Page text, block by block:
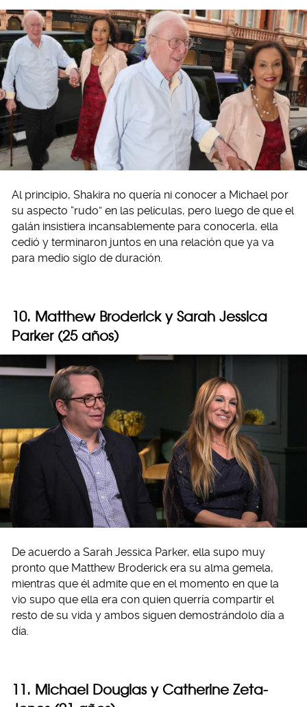
Al principio, Shakira no quería ni conocer a Michael por
su aspecto “rudo” en las películas, pero luego de que el
galán insistiera incansablemente para conocerla, ella
cedió y terminaron juntos en una relación que ya va
para medio siglo de duración.
10. Matthew Broderick y Sarah Jessica
Parker (25 años)
De acuerdo a Sarah Jessica Parker, ella supo muy
pronto que Matthew Broderick era su alma gemela,
mientras que él admite que en el momento en que la
vio supo que ella era con quien querría compartir el
resto de su vida y ambos siguen demostrándolo día a
día.
11. Michael Douglas y Catherine Zeta-